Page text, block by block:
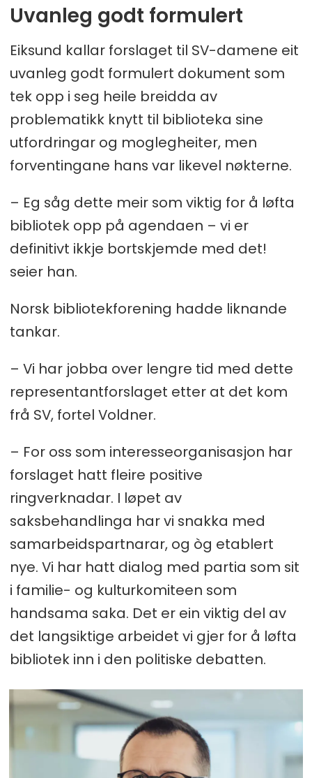
Uvanleg godt formulert
Eiksund kallar forslaget til SV-damene eit
uvanleg godt formulert dokument som
tek opp i seg heile breidda av
problematikk knytt til biblioteka sine
utfordringar og moglegheiter, men
forventingane hans var likevel nøkterne.
– Eg såg dette meir som viktig for å løfta
bibliotek opp på agendaen – vi er
definitivt ikkje bortskjemde med det!
seier han.
Norsk bibliotekforening hadde liknande
tankar.
– Vi har jobba over lengre tid med dette
representantforslaget etter at det kom
frå SV, fortel Voldner.
– For oss som interesseorganisasjon har
forslaget hatt fleire positive
ringverknadar. I løpet av
saksbehandlinga har vi snakka med
samarbeidspartnarar, og òg etablert
nye. Vi har hatt dialog med partia som sit
i familie- og kulturkomiteen som
handsama saka. Det er ein viktig del av
det langsiktige arbeidet vi gjer for å løfta
bibliotek inn i den politiske debatten.